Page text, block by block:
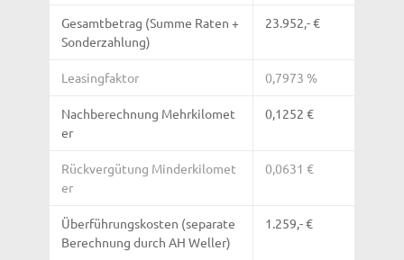
Gesamtbetrag (Summe Raten +
Sonderzahlung)
23.952,- €
Leasingfaktor 0,7973 %
Nachberechnung Mehrkilomet
er
0,1252 €
Rückvergütung Minderkilomet
er
0,0631 €
Überführungskosten (separate
Berechnung durch AH Weller)
1.259,- €